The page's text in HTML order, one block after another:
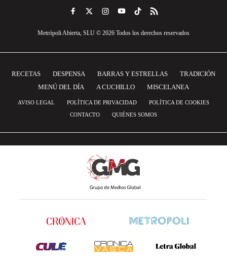
Metrópoli Abierta, SLU © 2026 Todos los derechos reservados
RECETAS DESPENSA BARRAS Y ESTRELLAS
TRADICIÓN
MENÚ DEL DÍA
A CUCHILLO MISCELANEA
AVISO LEGAL POLÍTICA DE PRIVACIDAD
POLÍTICA DE COOKIES
CONTACTO
QUIÉNES SOMOS